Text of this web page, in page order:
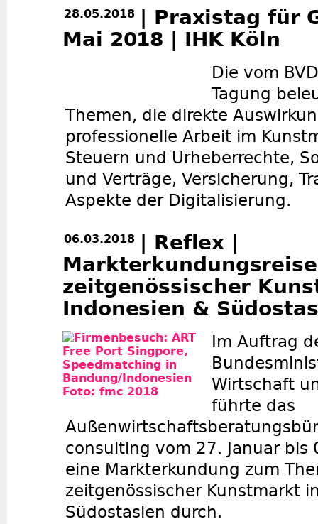
28.05.2018 | Praxistag für
Mai 2018 | IHK Köln
Die vom
Tagung
Themen, die direkte
professionelle Arbeit im
Steuern und Urheberrechte,
und Verträge, Versicherung,
Aspekte der Digitalisierung.
06.03.2018 | Reflex |
zeitgenössischer
Indonesien &
Im Auftrag
Wirtschaft
führte das
consulting vom 27. Januar bis
eine Markterkundung zum
zeitgenössischer Kunstmarkt
Südostasien durch.